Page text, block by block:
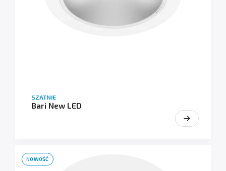
SZATNIE
Bari New LED
NOWOŚĆ